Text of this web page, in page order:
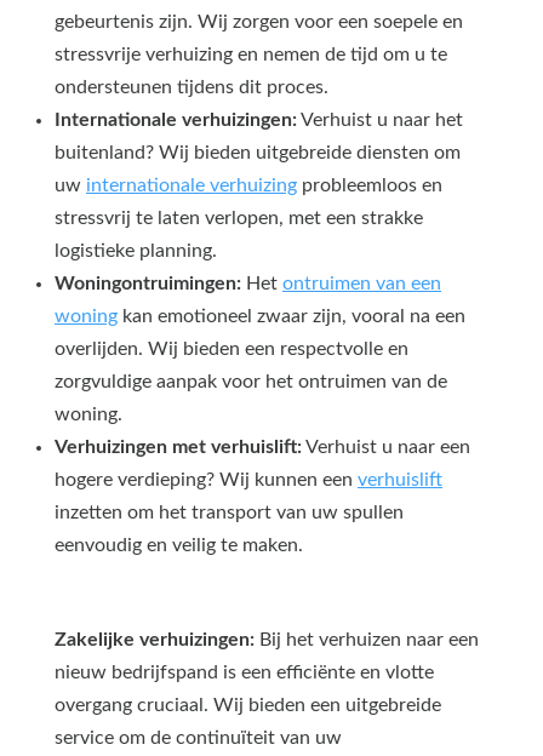
gebeurtenis zijn. Wij zorgen voor een soepele en
stressvrije verhuizing en nemen de tijd om u te
ondersteunen tijdens dit proces.
Internationale verhuizingen:Verhuist u naar het
buitenland? Wij bieden uitgebreide diensten om
uw internationale verhuizing probleemloos en
stressvrij te laten verlopen, met een strakke
logistieke planning.
Woningontruimingen: Het ontruimen van een
woning kan emotioneel zwaar zijn, vooral na een
overlijden. Wij bieden een respectvolle en
zorgvuldige aanpak voor het ontruimen van de
woning.
Verhuizingen met verhuislift:Verhuist u naar een
hogere verdieping? Wij kunnen een verhuislift
inzetten om het transport van uw spullen
eenvoudig en veilig te maken.
Zakelijke verhuizingen: Bij het verhuizen naar een
nieuw bedrijfspand is een efficiënte en vlotte
overgang cruciaal. Wij bieden een uitgebreide
service om de continuïteit van uw